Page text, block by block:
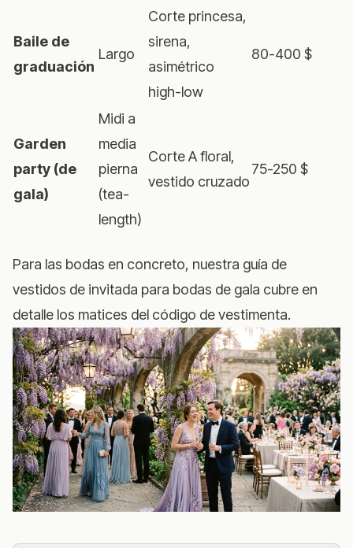
Baile de
graduación
Largo
Corte princesa,
sirena,
asimétrico
high-low
80-400 $
Garden
party (de
gala)
Midi a
media
pierna
(tea-
length)
Corte A floral,
vestido cruzado
75-250 $
Para las bodas en concreto, nuestra guía de
vestidos de invitada para bodas de gala cubre en
detalle los matices del código de vestimenta.